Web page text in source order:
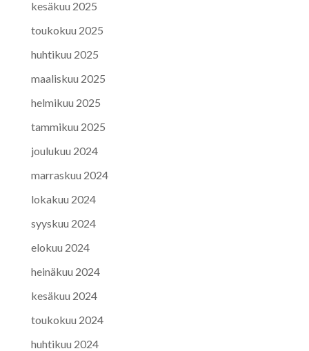
kesäkuu 2025
toukokuu 2025
huhtikuu 2025
maaliskuu 2025
helmikuu 2025
tammikuu 2025
joulukuu 2024
marraskuu 2024
lokakuu 2024
syyskuu 2024
elokuu 2024
heinäkuu 2024
kesäkuu 2024
toukokuu 2024
huhtikuu 2024